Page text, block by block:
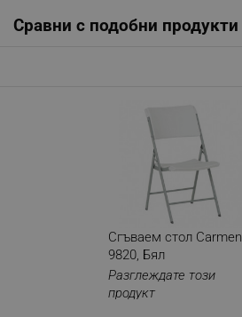
Сравни с подобни продукти
Сгъваем стол Carmen
9820, Бял
Разглеждате този
продукт